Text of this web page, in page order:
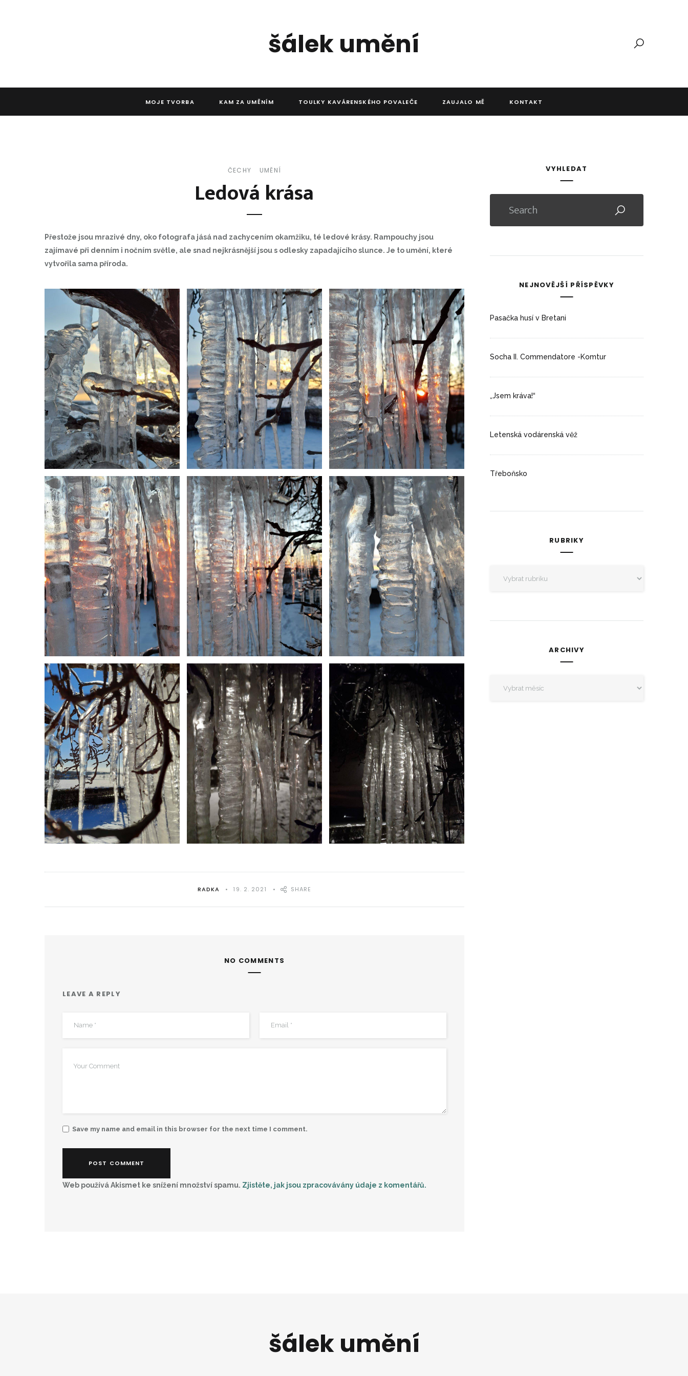
šálek umění
MOJE TVORBA KAM ZA UMĚNÍM TOULKY KAVÁRENSKÉHO POVALEČE ZAUJALO MĚ KONTAKT
ČECHY UMĚNÍ
Ledová krása
Přestože jsou mrazivé dny, oko fotografa jásá nad zachycením okamžiku, té ledové krásy. Rampouchy jsou
zajímavé při denním i nočním světle, ale snad nejkrásnější jsou s odlesky zapadajícího slunce. Je to umění, které
vytvořila sama příroda.
RADKA 19. 2. 2021 SHARE
NO COMMENTS
LEAVE A REPLY
Save my name and email in this browser for the next time I comment.
Web používá Akismet ke snížení množství spamu. Zjistěte, jak jsou zpracovávány údaje z komentářů.
VYHLEDAT
NEJNOVĚJŠÍ PŘÍSPĚVKY
Pasačka husí v Bretani
Socha II. Commendatore -Komtur
„Jsem kráva!“
Letenská vodárenská věž
Třeboňsko
RUBRIKY
ARCHIVY
šálek umění